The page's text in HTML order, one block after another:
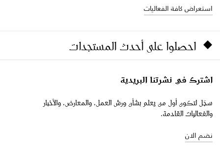
استعراض كافة الفعاليات
احصلوا على أحدث المستجدات
اشترك في نشرتنا البريدية
سجّل لتكون أول من يعلم بشأن ورش العمل، والمعارض، والأخبار
والفعاليات القادمة.
نضم الان